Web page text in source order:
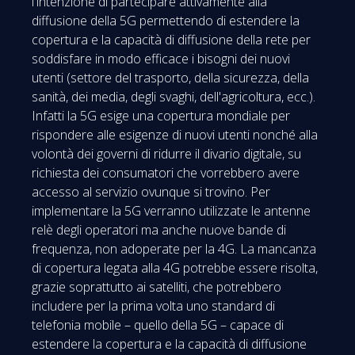
diffusione della 5G permettendo di estendere la
copertura e la capacità di diffusione della rete per
soddisfare in modo efficace i bisogni dei nuovi
utenti (settore del trasporto, della sicurezza, della
sanità, dei media, degli svaghi, dell'agricoltura, ecc.).
Infatti la 5G esige una copertura mondiale per
rispondere alle esigenze di nuovi utenti nonché alla
volontà dei governi di ridurre il divario digitale, su
richiesta dei consumatori che vorrebbero avere
accesso al servizio ovunque si trovino. Per
implementare la 5G verranno utilizzate le antenne
relè degli operatori ma anche nuove bande di
frequenza, non adoperate per la 4G. La mancanza
di copertura legata alla 4G potrebbe essere risolta,
grazie soprattutto ai satelliti, che potrebbero
includere per la prima volta uno standard di
telefonia mobile – quello della 5G – capace di
estendere la copertura e la capacità di diffusione